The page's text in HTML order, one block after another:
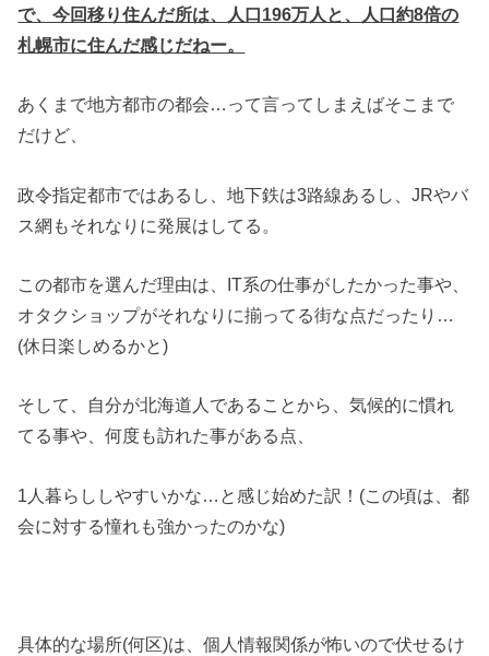
で、今回移り住んだ所は、人口196万人と、人口約8倍の
札幌市に住んだ感じだねー。
あくまで地方都市の都会…って言ってしまえばそこまで
だけど、
政令指定都市ではあるし、地下鉄は3路線あるし、JRやバ
ス網もそれなりに発展はしてる。
この都市を選んだ理由は、IT系の仕事がしたかった事や、
オタクショップがそれなりに揃ってる街な点だったり…
(休日楽しめるかと)
そして、自分が北海道人であることから、気候的に慣れ
てる事や、何度も訪れた事がある点、
1人暮らししやすいかな…と感じ始めた訳！(この頃は、都
会に対する憧れも強かったのかな)
具体的な場所(何区)は、個人情報関係が怖いので伏せるけ